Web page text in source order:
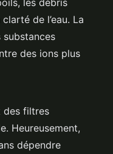
de l’eau. La
substances
des ions plus
des filtres
Heureusement,
dépendre